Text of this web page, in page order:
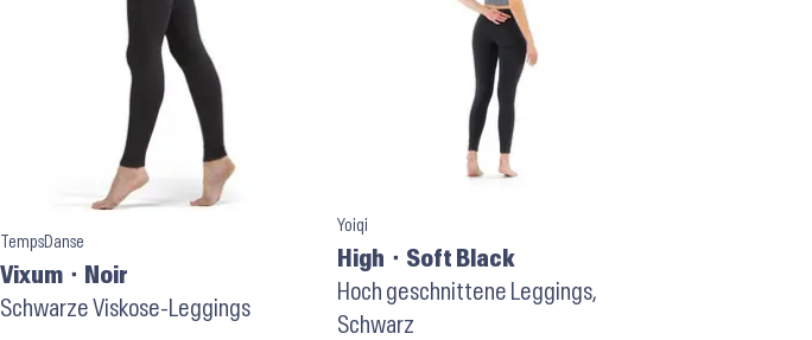
TempsDanse
Vixum ⬝ Noir
Schwarze Viskose-Leggings
Yoiqi
High ⬝ Soft Black
Hoch geschnittene Leggings,
Schwarz